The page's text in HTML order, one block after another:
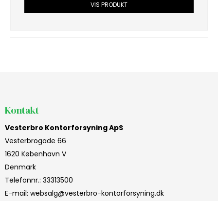
VIS PRODUKT
Kontakt
Vesterbro Kontorforsyning ApS
Vesterbrogade 66
1620 København V
Denmark
Telefonnr.: 33313500
E-mail: websalg@vesterbro-kontorforsyning.dk